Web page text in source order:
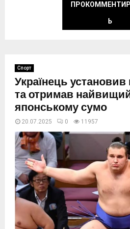
Ь
Спорт
Українець
та отримав
японському сумо
20.07.2025 0 11957